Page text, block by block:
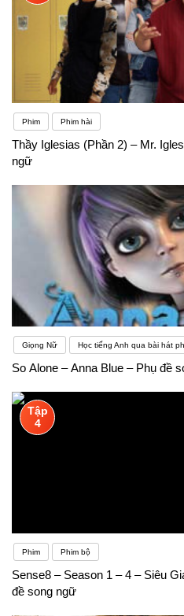
Phim Phim hài
Thầy Iglesias (Phần 2) – Mr.
ngữ
Giọng Nữ Học tiếng Anh qua bài hát
So Alone – Anna Blue – Phụ đề
Tập
4
Phim Phim bộ
Sense8 – Season 1 – 4 – Siêu
đề song ngữ